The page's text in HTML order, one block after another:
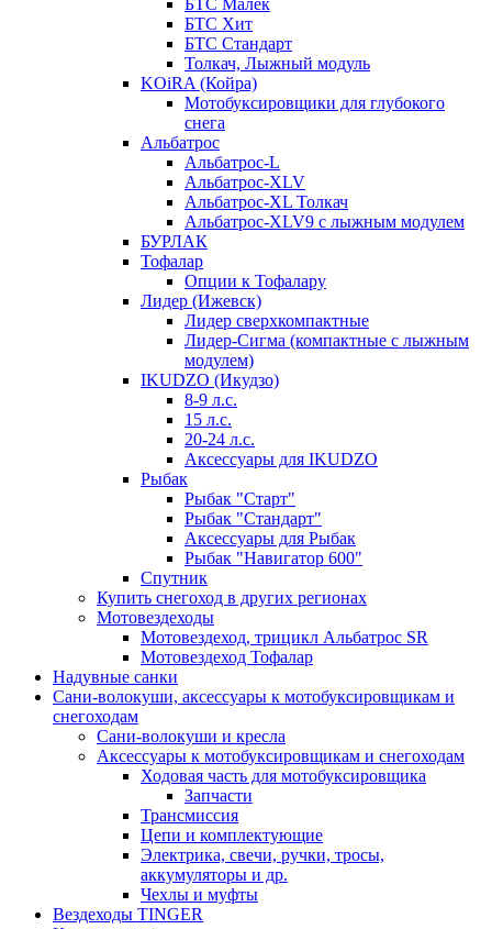
БТС Хит
БТС Стандарт
Толкач, Лыжный модуль
KOiRA (Койра)
Мотобуксировщики для глубокого
снега
Альбатрос
Альбатрос-L
Альбатрос-XLV
Альбатрос-XL Толкач
Альбатрос-XLV9 с лыжным модулем
БУРЛАК
Тофалар
Опции к Тофалару
Лидер (Ижевск)
Лидер сверхкомпактные
Лидер-Сигма (компактные с лыжным
модулем)
IKUDZO (Икудзо)
8-9 л.с.
15 л.с.
20-24 л.с.
Аксессуары для IKUDZO
Рыбак
Рыбак "Старт"
Рыбак "Стандарт"
Аксессуары для Рыбак
Рыбак "Навигатор 600"
Спутник
Купить снегоход в других регионах
Мотовездеходы
Мотовездеход, трицикл Альбатрос SR
Мотовездеход Тофалар
Надувные санки
Сани-волокуши, аксессуары к мотобуксировщикам и
снегоходам
Сани-волокуши и кресла
Аксессуары к мотобуксировщикам и снегоходам
Ходовая часть для мотобуксировщика
Запчасти
Трансмиссия
Цепи и комплектующие
Электрика, свечи, ручки, тросы,
аккумуляторы и др.
Чехлы и муфты
Вездеходы TINGER